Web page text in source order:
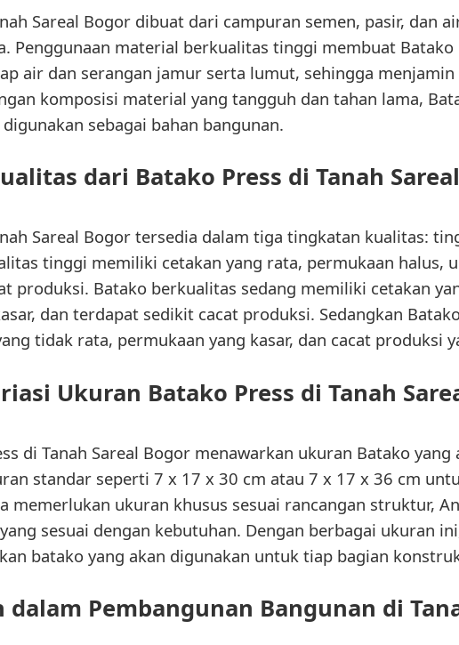
Sareal Bogor dibuat dari campuran semen, pasir, dan
Penggunaan material berkualitas tinggi membuat Batako
air dan serangan jamur serta lumut, sehingga menjamin
komposisi material yang tangguh dan tahan lama,
sebagai bahan bangunan.
dari Batako Press di Tanah
Sareal Bogor tersedia dalam tiga tingkatan kualitas:
tinggi memiliki cetakan yang rata, permukaan halus,
produksi. Batako berkualitas sedang memiliki cetakan
dan terdapat sedikit cacat produksi. Sedangkan
tidak rata, permukaan yang kasar, dan cacat produksi
Ukuran Batako Press di Tanah
di Tanah Sareal Bogor menawarkan ukuran Batako
standar seperti 7 x 17 x 30 cm atau 7 x 17 x 36 cm
memerlukan ukuran khusus sesuai rancangan struktur,
sesuai dengan kebutuhan. Dengan berbagai ukuran
batako yang akan digunakan untuk tiap bagian
dalam Pembangunan Bangunan di